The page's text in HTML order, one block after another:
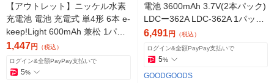
【アウトレット】ニッケル水素
充電池 電池 充電式 単4形 6本 e-
keep!Light 600mAh 兼松 1パッ
ク（6本）
1,447円 （税込）
ログイン&全額PayPay支払いで
5%
電池 3600mAh 3.7V(2本パック)
LDCー362A LDC-362A 1パック
(2本)
6,491円 （税込）
ログイン&全額PayPay支払いで
5%
GOODGOODS